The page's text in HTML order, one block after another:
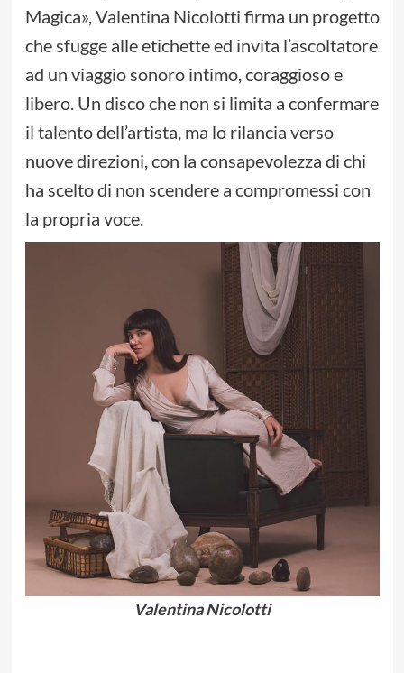
Magica», Valentina Nicolotti firma un progetto
che sfugge alle etichette ed invita l’ascoltatore
ad un viaggio sonoro intimo, coraggioso e
libero. Un disco che non si limita a confermare
il talento dell’artista, ma lo rilancia verso
nuove direzioni, con la consapevolezza di chi
ha scelto di non scendere a compromessi con
la propria voce.
Valentina Nicolotti